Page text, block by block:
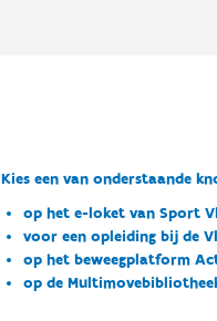
Kies een van onderstaande
op het e-loket van Sport
voor een opleiding bij de
op het beweegplatform
op de